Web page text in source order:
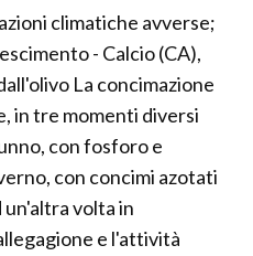
climatiche avverse;
- Calcio (CA),
La concimazione
in tre momenti diversi
con fosforo e
con concimi azotati
volta in
e l'attività